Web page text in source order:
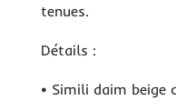
tenues.
Détails :
• Simili daim beige